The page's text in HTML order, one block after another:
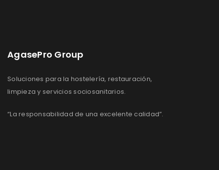
AgasePro Group
Soluciones para la hostelería, restauración,
limpieza y servicios sociosanitarios.
“La responsabilidad de una excelente calidad”.